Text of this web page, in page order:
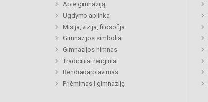
Apie gimnaziją
Ugdymo aplinka
Misija, vizija, filosofija
Gimnazijos simboliai
Gimnazijos himnas
Tradiciniai renginiai
Bendradarbiavimas
Priėmimas į gimnaziją